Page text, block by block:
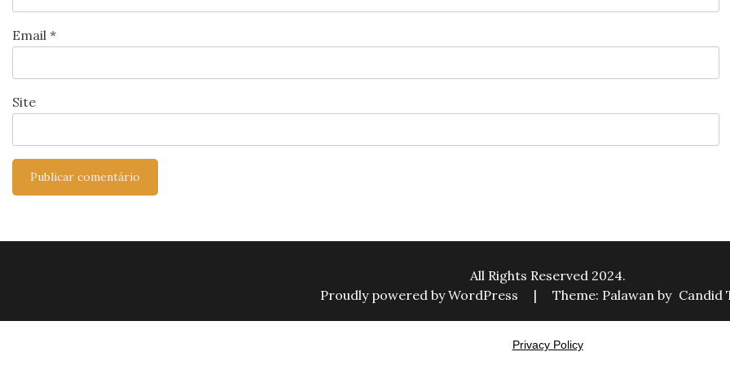
Email *
Site
All Rights Reserved 2024.
Proudly powered by WordPress
| Theme: Palawan by Candid
Privacy Policy